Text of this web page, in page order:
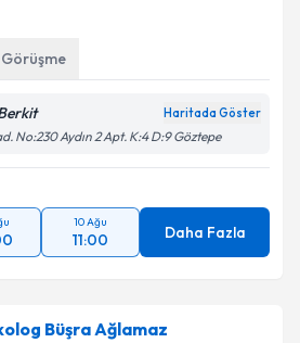
Haritada Göster
No:230 Aydın 2 Apt. K:4 D:9 Göztepe
10 Ağu
11:00 Daha Fazla
Büşra Ağlamaz